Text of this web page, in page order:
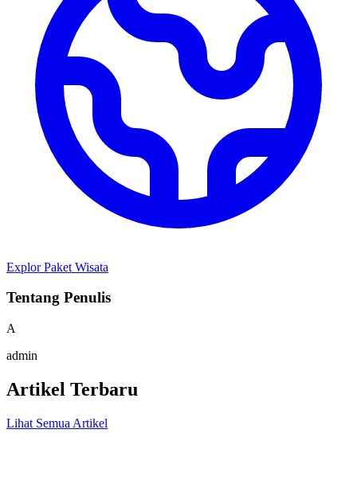
Explor Paket Wisata
Tentang Penulis
A
admin
Artikel Terbaru
Lihat Semua Artikel